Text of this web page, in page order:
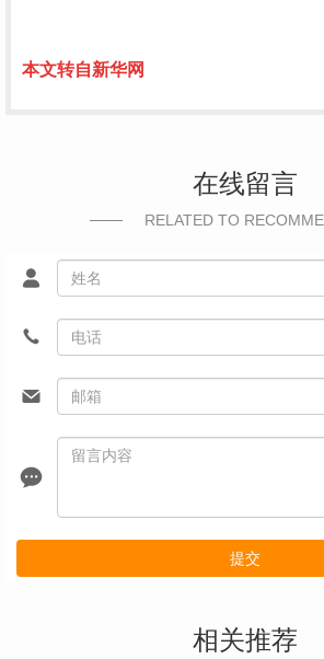
本文转自新华网
在线留言
RELATED TO
提交
相关推荐